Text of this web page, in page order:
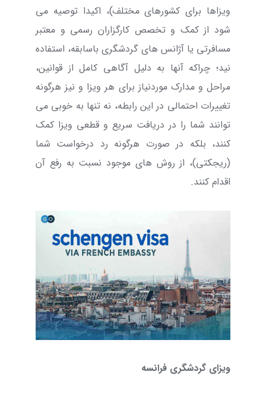
ویزاها برای کشورهای مختلف)، اکیدا توصیه می
شود از کمک و تخصص کارگزاران رسمی و معتبر
مسافرتی یا آژانس های گردشگری باسابقه، استفاده
نید؛ چراکه آنها به دلیل آگاهی کامل از قوانین،
مراحل و مدارک موردنیاز برای هر ویزا و نیز هرگونه
تغییرات احتمالی در این رابطه، نه تنها به خوبی می
توانند شما را در دریافت سریع و قطعی ویزا کمک
کنند، بلکه در صورت هرگونه رد درخواست شما
(ریجکتی)، از روش های موجود نسبت به رفع آن
اقدام کنند.
ویزای گردشگری فرانسه